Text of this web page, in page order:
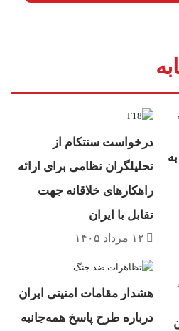
نقشه انتخاباتی ویرجینیا
درخواست سنتکام از
تحلیلگران نظامی برای ارائه
راهکارهای خلاقانه جهت
تقابل با ایران
۱۲ مرداد ۱۴۰۵
هشدار مقامات امنیتی ایران
درباره طرح پاسخ همه‌جانبه